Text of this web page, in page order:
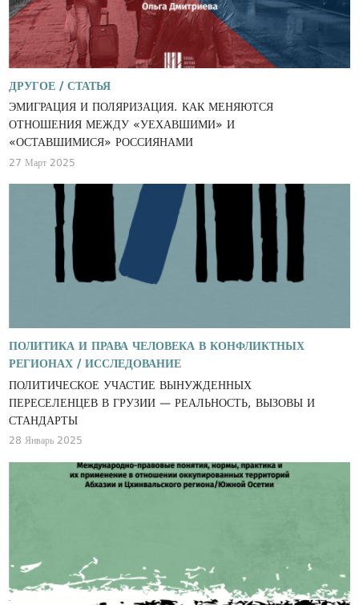
ДРУГОЕ / СТАТЬЯ
ЭМИГРАЦИЯ И ПОЛЯРИЗАЦИЯ. КАК МЕНЯЮТСЯ
ОТНОШЕНИЯ МЕЖДУ «УЕХАВШИМИ» И
«ОСТАВШИМИСЯ» РОССИЯНАМИ
27 Март 2025
ПОЛИТИКА И ПРАВА ЧЕЛОВЕКА В КОНФЛИКТНЫХ
РЕГИОНАХ / ИССЛЕДОВАНИЕ
ПОЛИТИЧЕСКОЕ УЧАСТИЕ ВЫНУЖДЕННЫХ
ПЕРЕСЕЛЕНЦЕВ В ГРУЗИИ — РЕАЛЬНОСТЬ, ВЫЗОВЫ И
СТАНДАРТЫ
28 Январь 2025